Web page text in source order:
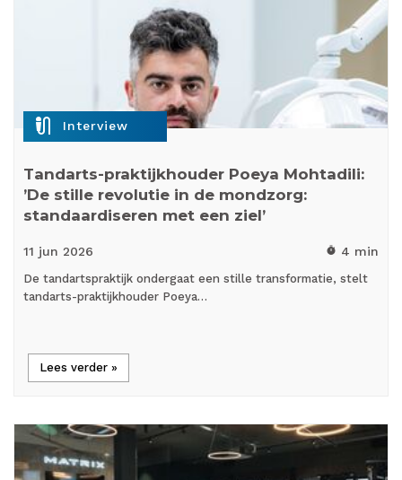
mic_external_on Interview
Tandarts-praktijkhouder Poeya Mohtadili:
’De stille revolutie in de mondzorg:
standaardiseren met een ziel’
11 jun 2026 timer 4 min
De tandartspraktijk ondergaat een stille transformatie, stelt
tandarts-praktijkhouder Poeya…
Lees verder »